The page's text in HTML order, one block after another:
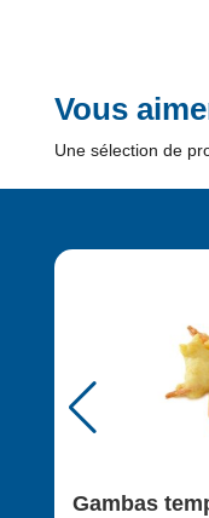
Vous
Une sélection de
Gambas